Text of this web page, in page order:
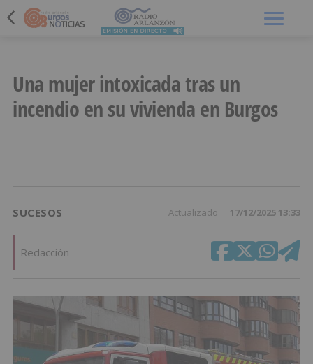
Una mujer intoxicada tras un
incendio en su vivienda en Burgos
SUCESOS Actualizado 17/12/2025 13:33
Redacción